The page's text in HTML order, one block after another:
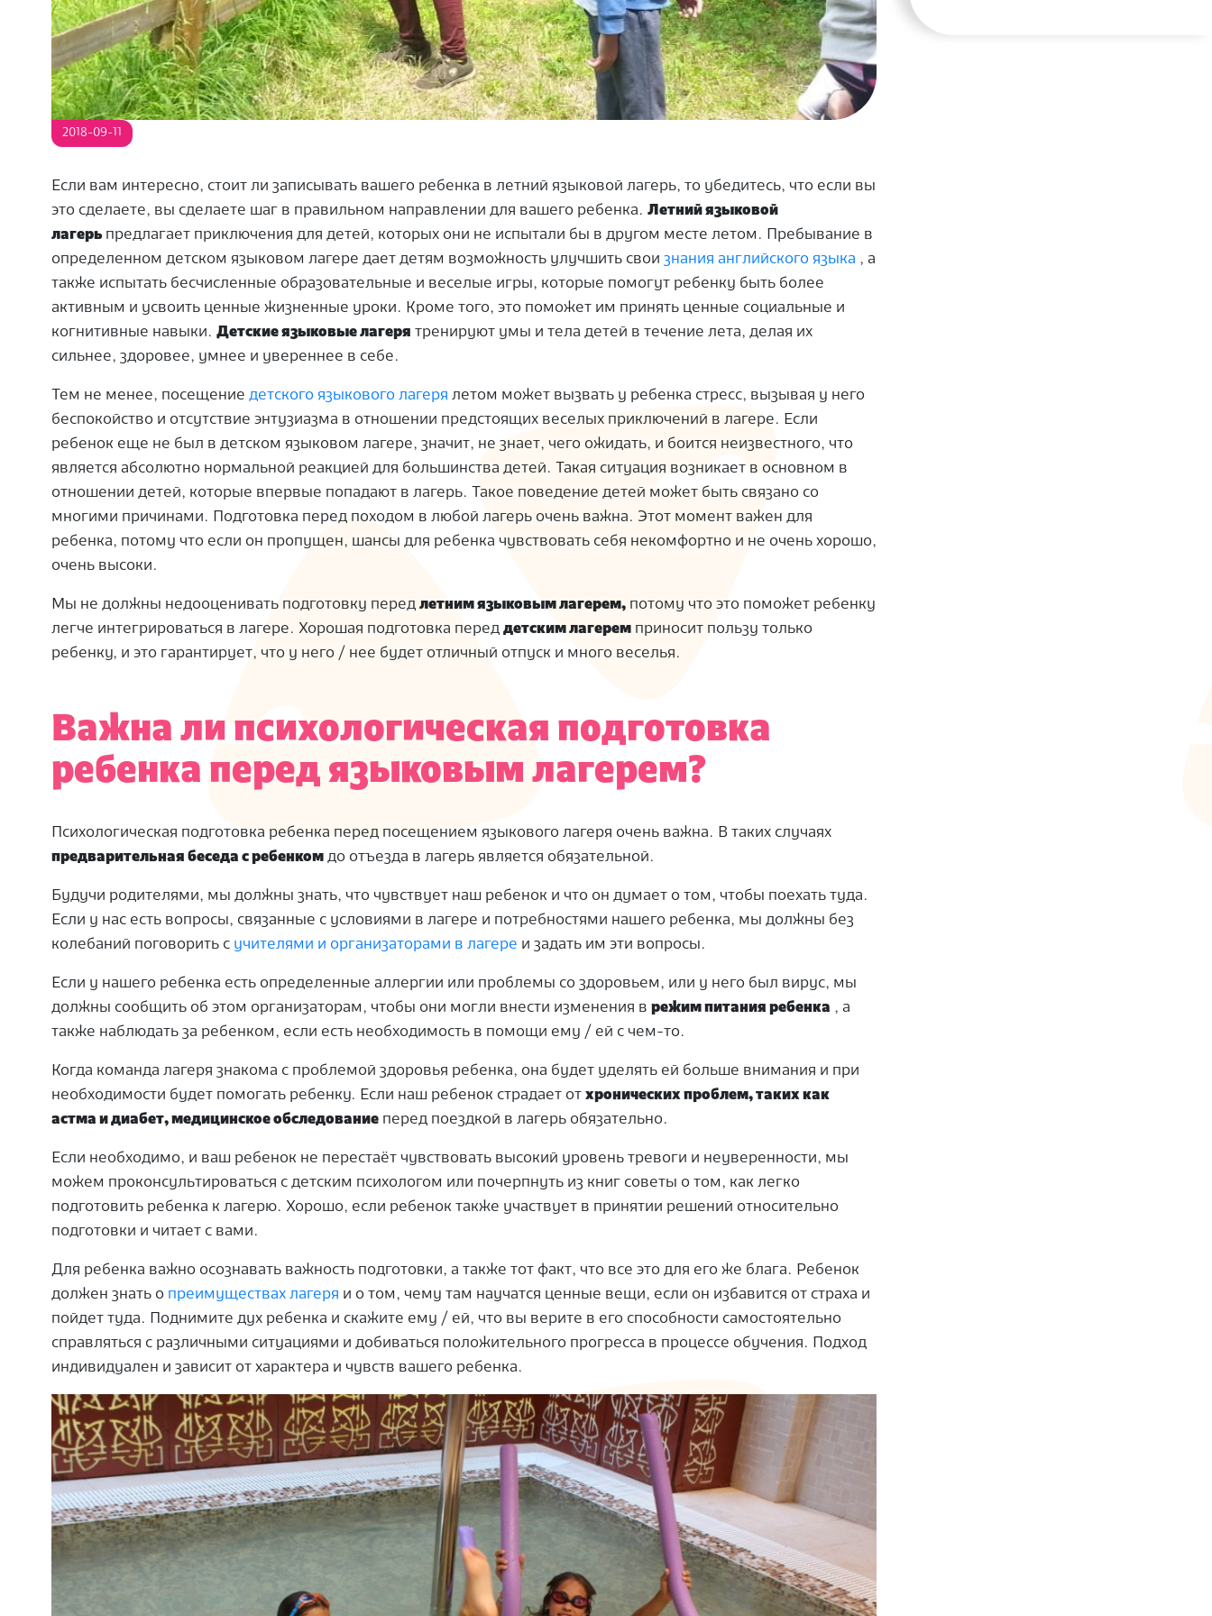
2018-09-11
Если вам интересно, стоит ли записывать вашего ребенка в летний языковой лагерь, то убедитесь, что если вы
это сделаете, вы сделаете шаг в правильном направлении для вашего ребенка. Летний языковой
лагерь предлагает приключения для детей, которых они не испытали бы в другом месте летом.
Пребывание в
определенном детском языковом лагере дает детям возможность улучшить свои знания английского языка , а
также испытать бесчисленные образовательные и веселые игры, которые помогут ребенку быть более
активным и усвоить ценные жизненные уроки. Кроме того, это поможет им принять ценные социальные и
когнитивные навыки. Детские языковые лагеря тренируют умы и тела детей в течение лета, делая их
сильнее, здоровее, умнее и увереннее в себе.
Тем не менее, посещение детского языкового лагеря летом может вызвать у ребенка стресс, вызывая у него
беспокойство и отсутствие энтузиазма в отношении предстоящих веселых приключений в лагере. Если
ребенок еще не был в детском языковом лагере, значит, не знает, чего ожидать, и боится неизвестного, что
является абсолютно нормальной реакцией для большинства детей.
Такая ситуация возникает в основном в
отношении детей, которые впервые попадают в лагерь.
Такое поведение детей может быть связано со
многими причинами.
Подготовка перед походом в любой лагерь очень важна. Этот момент важен для
ребенка, потому что если он пропущен, шансы для ребенка чувствовать себя некомфортно и не очень хорошо,
очень высоки.
Мы не должны недооценивать подготовку перед летним языковым лагерем, потому что это поможет ребенку
легче интегрироваться в лагере. Хорошая подготовка перед детским лагерем приносит пользу только
ребенку, и это гарантирует, что у него / нее будет отличный отпуск и много веселья.
Важна ли психологическая подготовка
ребенка перед языковым лагерем?
Психологическая подготовка ребенка перед посещением языкового лагеря очень важна. В таких случаях
предварительная беседа с ребенком до отъезда в лагерь является обязательной.
Будучи родителями, мы должны знать, что чувствует наш ребенок и что он думает о том, чтобы поехать туда.
Если у нас есть вопросы, связанные с условиями в лагере и потребностями нашего ребенка, мы должны без
колебаний поговорить с учителями и организаторами в лагере и задать им эти вопросы.
Если у нашего ребенка есть определенные аллергии или проблемы со здоровьем, или у него был вирус, мы
должны сообщить об этом организаторам, чтобы они могли внести изменения в режим питания ребенка , а
также наблюдать за ребенком, если есть необходимость в помощи ему / ей с чем-то.
Когда команда лагеря знакома с проблемой здоровья ребенка, она будет уделять ей больше внимания и при
необходимости будет помогать ребенку. Если наш ребенок страдает от хронических проблем, таких как
астма и диабет, медицинское обследование перед поездкой в ​​лагерь обязательно.
Если необходимо, и ваш ребенок не перестаёт чувствовать высокий уровень тревоги и неуверенности, мы
можем проконсультироваться с детским психологом или почерпнуть из книг советы о том, как легко
подготовить ребенка к лагерю. Хорошо, если ребенок также участвует в принятии решений относительно
подготовки и читает с вами.
Для ребенка важно осознавать важность подготовки, а также тот факт, что все это для его же блага. Ребенок
должен знать о преимуществах лагеря и о том, чему там научатся ценные вещи, если он избавится от страха и
пойдет туда.
Поднимите дух ребенка и скажите ему / ей, что вы верите в его способности самостоятельно
справляться с различными ситуациями и добиваться положительного прогресса в процессе обучения.
Подход
индивидуален и зависит от характера и чувств вашего ребенка.